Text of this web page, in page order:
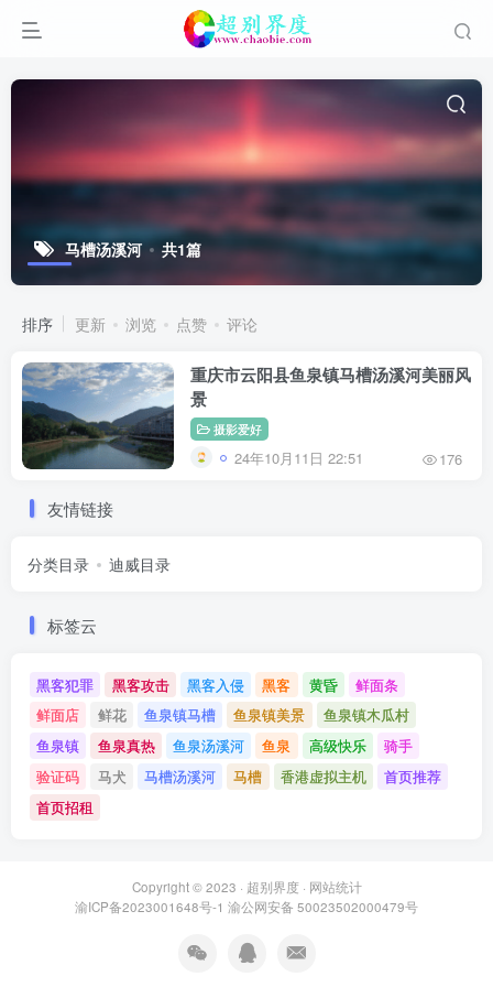
马槽汤溪河 共1篇
排序 更新 浏览 点赞 评论
重庆市云阳县鱼泉镇马槽汤溪河美丽风
景
摄影爱好
24年10月11日 22:51 176
友情链接
分类目录 迪威目录
标签云
黑客犯罪 黑客攻击 黑客入侵 黑客 黄昏
鲜面条
鲜面店
鲜花 鱼泉镇马槽 鱼泉镇美景
鱼泉镇木瓜村
鱼泉镇
鱼泉真热 鱼泉汤溪河 鱼泉 高级快乐
骑手
验证码
马犬 马槽汤溪河 马槽 香港虚拟主机
首页推荐
首页招租
Copyright © 2023 · 超别界度· 网站统计
渝ICP备2023001648号-1 渝公网安备 50023502000479号